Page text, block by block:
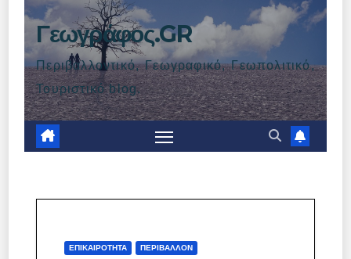
Γεωγράφος.GR
Περιβαλλοντικό, Γεωγραφικό, Γεωπολιτικό,
Τουριστικό blog.
ΕΠΙΚΑΙΡΌΤΗΤΑ ΠΕΡΙΒΆΛΛΟΝ